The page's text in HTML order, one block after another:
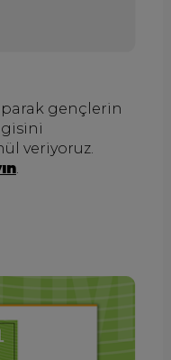
gençlerin
veriyoruz.
.